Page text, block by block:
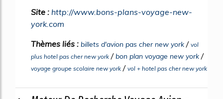
Site : http://www.bons-plans-voyage-new-
york.com
Thèmes liés : billets d'avion pas cher new york / vol
plus hotel pas cher new york /bon plan voyage new york /
voyage groupe scolaire new york / vol + hotel pas cher new york